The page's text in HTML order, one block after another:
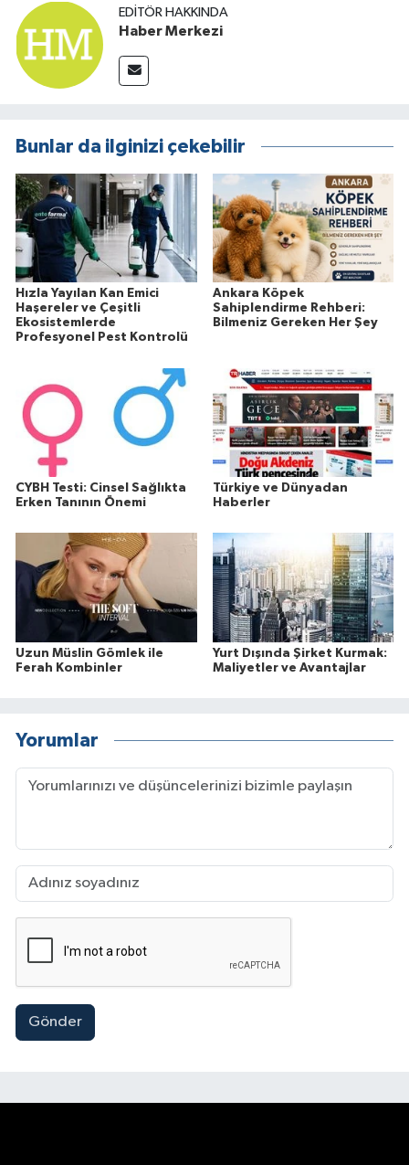
EDITÖR HAKKINDA
Haber Merkezi
Bunlar da ilginizi çekebilir
Hızla Yayılan Kan Emici
Haşereler ve Çeşitli
Ekosistemlerde
Profesyonel Pest Kontrolü
Ankara Köpek
Sahiplendirme Rehberi:
Bilmeniz Gereken Her Şey
CYBH Testi: Cinsel Sağlıkta
Erken Tanının Önemi
Türkiye ve Dünyadan
Haberler
Uzun Müslin Gömlek ile
Ferah Kombinler
Yurt Dışında Şirket Kurmak:
Maliyetler ve Avantajlar
Yorumlar
Gönder